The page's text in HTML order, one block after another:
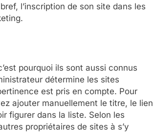
l’inscription de son site dans les
pourquoi ils sont aussi connus
détermine les sites
est pris en compte. Pour
ajouter manuellement le titre, le lien
figurer dans la liste. Selon les
propriétaires de sites à s’y